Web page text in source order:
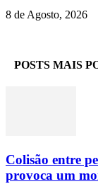
8 de Agosto, 2026
POSTS MAIS
Colisão entre
provoca um